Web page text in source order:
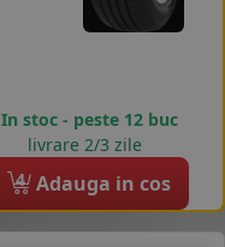
In stoc - peste 12 buc
livrare 2/3 zile
4 Adauga in cos